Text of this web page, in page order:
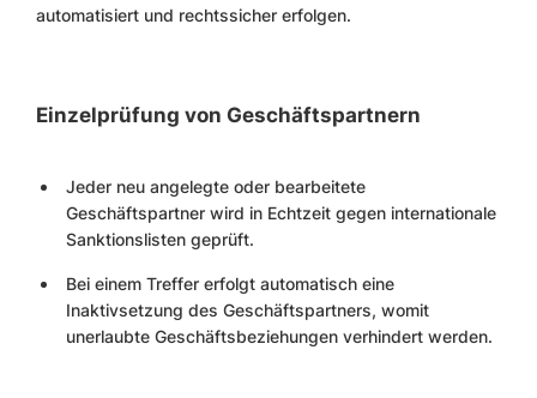
automatisiert und rechtssicher erfolgen.
Einzelprüfung von Geschäftspartnern
Jeder neu angelegte oder bearbeitete
Geschäftspartner wird in Echtzeit gegen internationale
Sanktionslisten geprüft.
Bei einem Treffer erfolgt automatisch eine
Inaktivsetzung des Geschäftspartners, womit
unerlaubte Geschäftsbeziehungen verhindert werden.